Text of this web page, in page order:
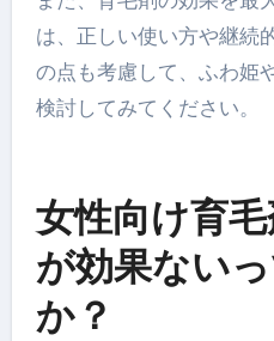
は、正しい使い方や継続
の点も考慮して、ふわ姫
検討してみてください。
女性向け育毛
が効果ない
か？